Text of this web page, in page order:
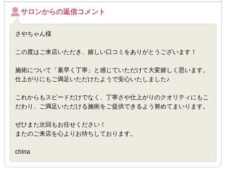
サロンからの返信コメント
さやちゃん様
この度はご来店いただき、嬉しい口コミをありがとうございます！
施術について「素早く丁寧」と感じていただけて大変嬉しく思います。
仕上がりにもご満足いただけたようで安心いたしました♪
これからもスピードだけでなく、丁寧さや仕上がりのクオリティにもこ
だわり、ご満足いただける施術をご提供できるよう努めてまいります。
ぜひまた次回もお任せください！
またのご来店を心よりお待ちしております。
china